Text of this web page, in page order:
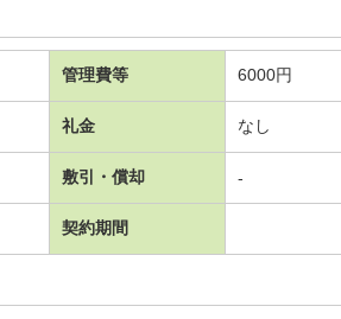
管理費等 6000円
礼金 なし
敷引・償却 -
契約期間